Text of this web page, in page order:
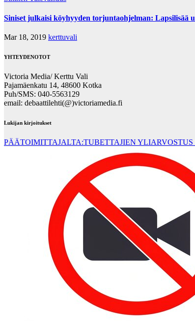
Siniset julkaisi köyhyyden torjuntaohjelman: Lapsilisää
Mar 18, 2019 kerttuvali
YHTEYDENOTOT
Victoria Media/ Kerttu Vali
Pajamäenkatu 14, 48600 Kotka
Puh/SMS: 040-5563129
email: debaattilehti(@)victoriamedia.fi
Lukijan kirjoitukset
PÄÄTOIMITTAJALTA:TUBETTAJIEN YLIARVOSTUS